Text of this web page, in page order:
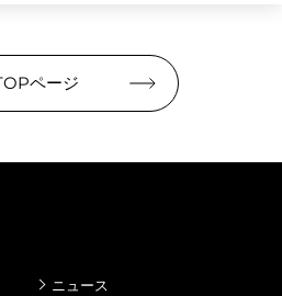
ページ
ニュース